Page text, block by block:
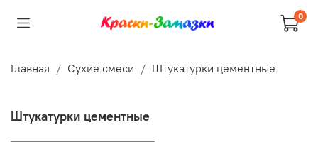
0
Главная Сухие смеси Штукатурки цементные
Штукатурки цементные